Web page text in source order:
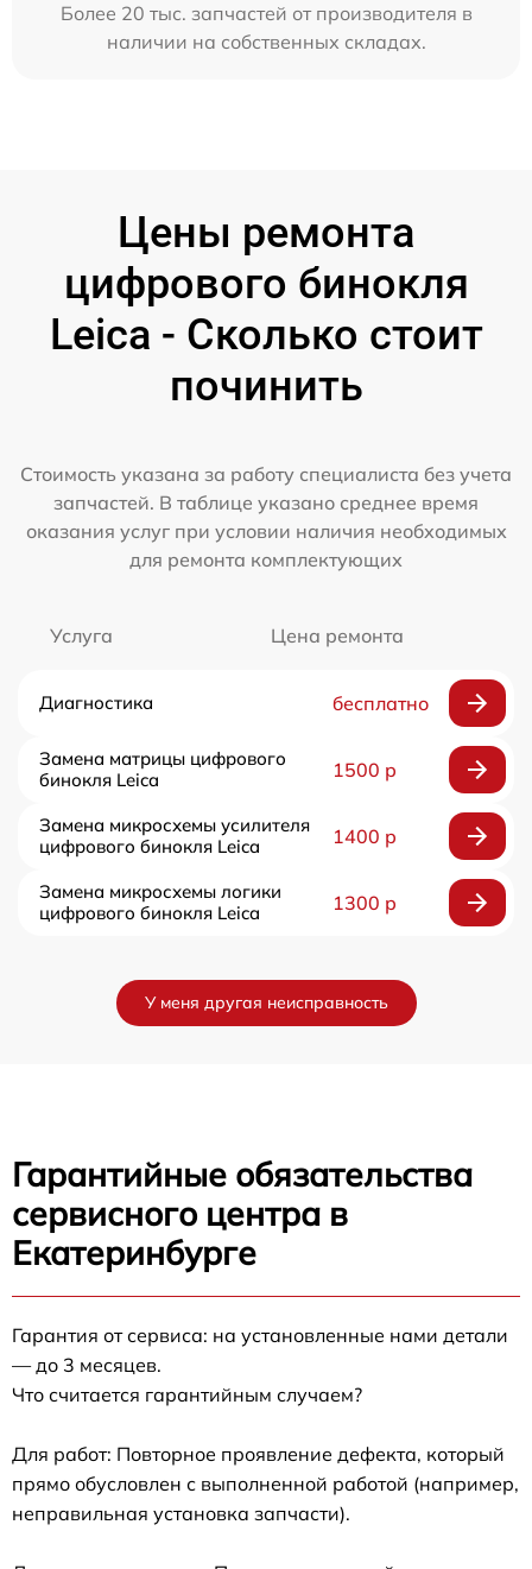
Более 20 тыс. запчастей от производителя в
наличии на собственных складах.
Цены ремонта
цифрового бинокля
Leica - Сколько стоит
починить
Стоимость указана за работу специалиста без учета
запчастей. В таблице указано среднее время
оказания услуг при условии наличия необходимых
для ремонта комплектующих
Услуга Цена ремонта
Диагностика бесплатно
Замена матрицы цифрового
бинокля Leica
1500 р
Замена микросхемы усилителя
цифрового бинокля Leica
1400 р
Замена микросхемы логики
цифрового бинокля Leica
1300 р
У меня другая неисправность
Гарантийные обязательства
сервисного центра в
Екатеринбурге
Гарантия от сервиса: на установленные нами детали
— до 3 месяцев.
Что считается гарантийным случаем?
Для работ: Повторное проявление дефекта, который
прямо обусловлен с выполненной работой (например,
неправильная установка запчасти).